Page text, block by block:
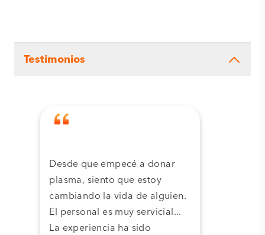
Testimonios
Desde que empecé a donar
plasma, siento que estoy
cambiando la vida de alguien.
El personal es muy servicial...
La experiencia ha sido